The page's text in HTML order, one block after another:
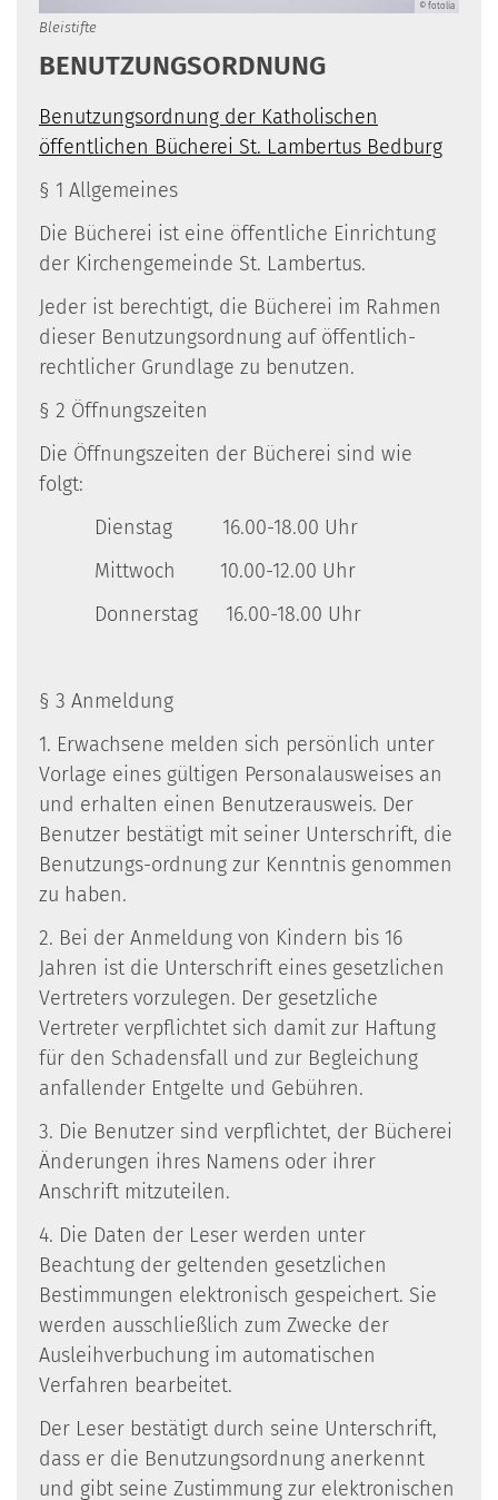
© fotolia
Bleistifte
BENUTZUNGSORDNUNG
Benutzungsordnung der Katholischen
öffentlichen Bücherei St. Lambertus Bedburg
§ 1 Allgemeines
Die Bücherei ist eine öffentliche Einrichtung
der Kirchengemeinde St. Lambertus.
Jeder ist berechtigt, die Bücherei im Rahmen
dieser Benutzungsordnung auf öffentlich-
rechtlicher Grundlage zu benutzen.
§ 2 Öffnungszeiten
Die Öffnungszeiten der Bücherei sind wie
folgt:
Dienstag 16.00-18.00 Uhr
Mittwoch 10.00-12.00 Uhr
Donnerstag 16.00-18.00 Uhr
§ 3 Anmeldung
1. Erwachsene melden sich persönlich unter
Vorlage eines gültigen Personalausweises an
und erhalten einen Benutzerausweis. Der
Benutzer bestätigt mit seiner Unterschrift, die
Benutzungs-ordnung zur Kenntnis genommen
zu haben.
2. Bei der Anmeldung von Kindern bis 16
Jahren ist die Unterschrift eines gesetzlichen
Vertreters vorzulegen. Der gesetzliche
Vertreter verpflichtet sich damit zur Haftung
für den Schadensfall und zur Begleichung
anfallender Entgelte und Gebühren.
3. Die Benutzer sind verpflichtet, der Bücherei
Änderungen ihres Namens oder ihrer
Anschrift mitzuteilen.
4. Die Daten der Leser werden unter
Beachtung der geltenden gesetzlichen
Bestimmungen elektronisch gespeichert. Sie
werden ausschließlich zum Zwecke der
Ausleihverbuchung im automatischen
Verfahren bearbeitet.
Der Leser bestätigt durch seine Unterschrift,
dass er die Benutzungsordnung anerkennt
und gibt seine Zustimmung zur elektronischen